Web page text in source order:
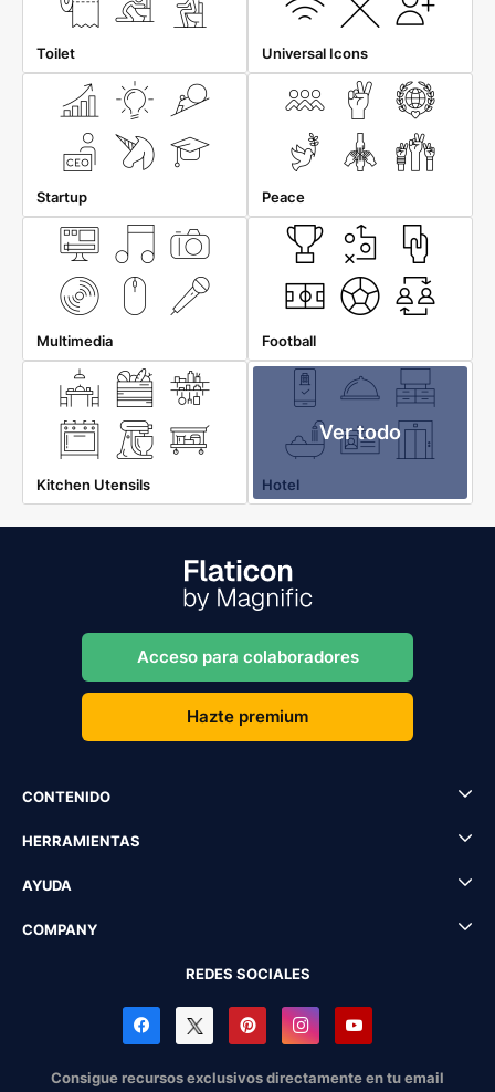
Toilet Universal Icons
Startup Peace
Multimedia Football
Kitchen Utensils
Ver todo
Hotel
Acceso para colaboradores
Hazte premium
CONTENIDO
HERRAMIENTAS
AYUDA
COMPANY
REDES SOCIALES
Consigue recursos exclusivos directamente en tu email